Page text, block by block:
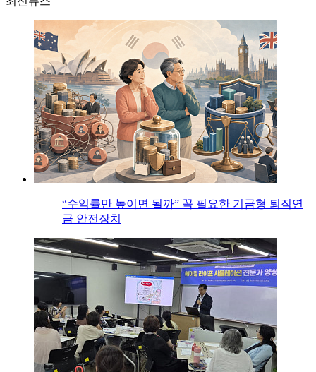
“수익률만 높이면 될까” 꼭 필요한 기금형 퇴직연
금 안전장치